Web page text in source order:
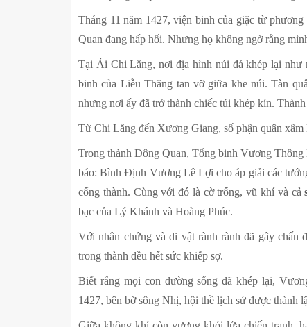
Tháng 11 năm 1427, viện binh của giặc từ
Quan đang hấp hối. Nhưng họ không ngờ rằng
Tại Ải Chi Lăng, nơi địa hình núi đá khép lại như
binh của Liễu Thăng tan vỡ giữa khe núi. Tàn
nhưng nơi ấy đã trở thành chiếc túi khép kín.
Từ Chi Lăng đến Xương Giang, số phận quân
Trong thành Đông Quan, Tổng binh Vương
báo: Bình Định Vương Lê Lợi cho áp giải các
cổng thành. Cùng với đó là cờ trống, vũ khí và cả
bạc của Lý Khánh và Hoàng Phúc.
Với nhân chứng và di vật rành rành đã gây
trong thành đều hết sức khiếp sợ.
Biết rằng mọi con đường sống đã khép lại,
1427, bên bờ sông Nhị, hội thề lịch sử được thành